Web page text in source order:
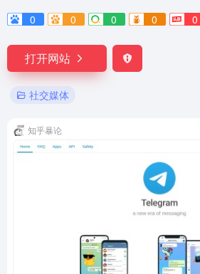
0
0 0 0 0
打开网站
社交媒体
知乎暴论